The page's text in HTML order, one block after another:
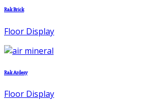
Rak Brick
Floor Display
Rak Ardesy
Floor Display